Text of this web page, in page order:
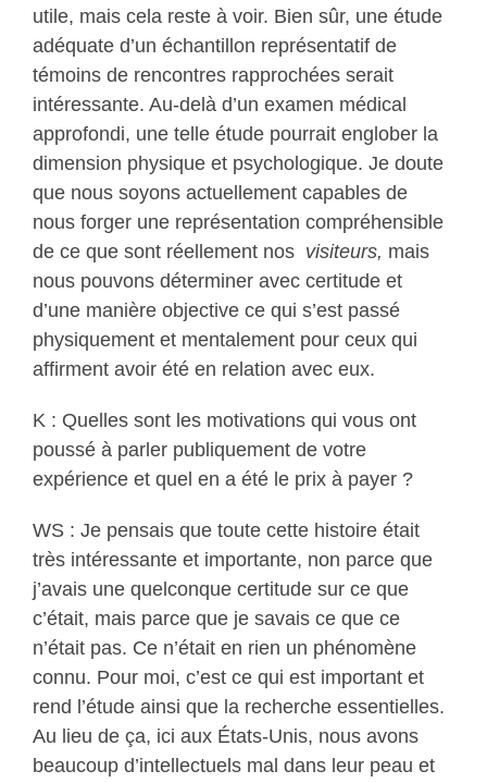
utile, mais cela reste à voir. Bien sûr, une étude
adéquate d’un échantillon représentatif de
témoins de rencontres rapprochées serait
intéressante. Au-delà d’un examen médical
approfondi, une telle étude pourrait englober la
dimension physique et psychologique. Je doute
que nous soyons actuellement capables de
nous forger une représentation compréhensible
de ce que sont réellement nos visiteurs, mais
nous pouvons déterminer avec certitude et
d’une manière objective ce qui s’est passé
physiquement et mentalement pour ceux qui
affirment avoir été en relation avec eux.
K : Quelles sont les motivations qui vous ont
poussé à parler publiquement de votre
expérience et quel en a été le prix à payer ?
WS : Je pensais que toute cette histoire était
très intéressante et importante, non parce que
j’avais une quelconque certitude sur ce que
c’était, mais parce que je savais ce que ce
n’était pas. Ce n’était en rien un phénomène
connu. Pour moi, c’est ce qui est important et
rend l’étude ainsi que la recherche essentielles.
Au lieu de ça, ici aux États-Unis, nous avons
beaucoup d’intellectuels mal dans leur peau et